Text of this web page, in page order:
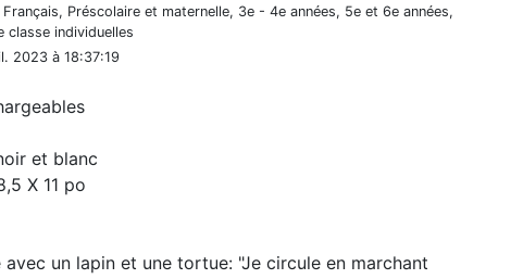
Français, Préscolaire et maternelle, 3e - 4e années, 5e et 6e années,
classe individuelles
2023 à 18:37:19
et blanc
X 11 po
avec un lapin et une tortue: "Je circule en marchant